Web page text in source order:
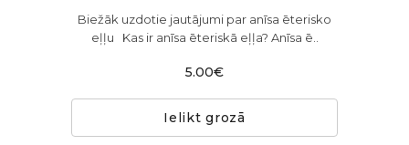
Biežāk uzdotie jautājumi par anīsa ēterisko
eļļu Kas ir anīsa ēteriskā eļļa? Anīsa ē..
5.00€
Ielikt grozā